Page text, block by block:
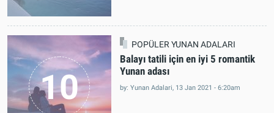
10
POPÜLER YUNAN ADALARI
Balayı tatili için en iyi 5 romantik
Yunan adası
by: Yunan Adalari, 13 Jan 2021 - 6:20am